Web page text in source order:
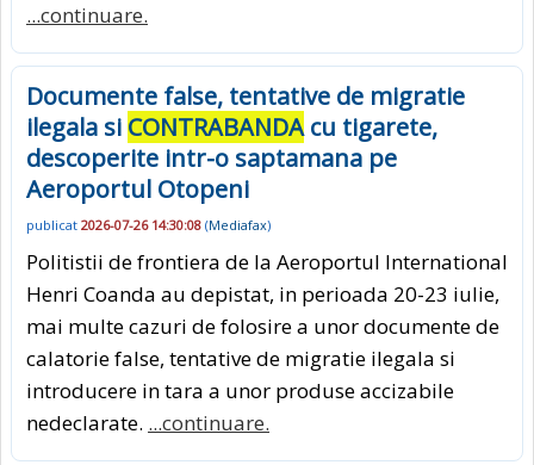
...continuare.
Documente false, tentative de migratie
ilegala si CONTRABANDAcu tigarete,
descoperite intr-o saptamana pe
Aeroportul Otopeni
publicat 2026-07-26 14:30:08 (Mediafax)
Politistii de frontiera de la Aeroportul International
Henri Coanda au depistat, in perioada 20-23 iulie,
mai multe cazuri de folosire a unor documente de
calatorie false, tentative de migratie ilegala si
introducere in tara a unor produse accizabile
nedeclarate. ...continuare.